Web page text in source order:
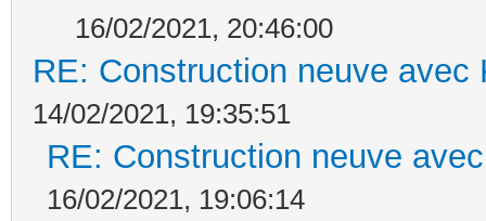
16/02/2021, 20:46:00
RE: Construction neuve avec
14/02/2021, 19:35:51
RE: Construction neuve
16/02/2021, 19:06:14